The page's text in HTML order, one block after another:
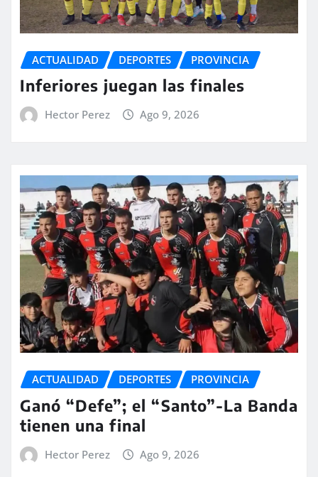
ACTUALIDAD DEPORTES PROVINCIA
Inferiores juegan las finales
Hector Perez Ago 9, 2026
ACTUALIDAD DEPORTES PROVINCIA
Ganó “Defe”; el “Santo”-La Banda
tienen una final
Hector Perez Ago 9, 2026